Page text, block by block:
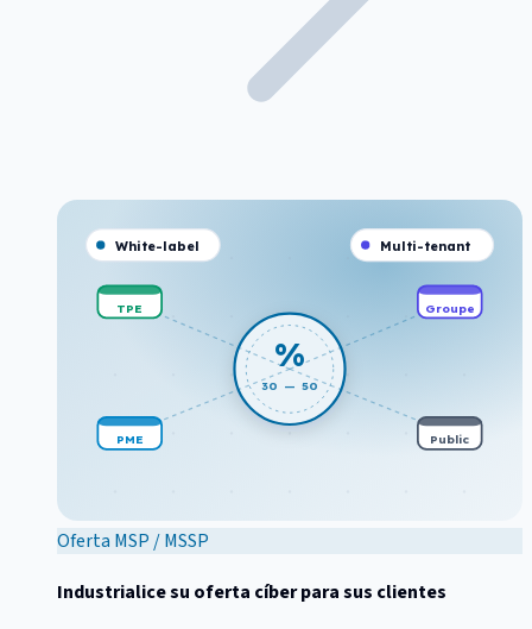
%
30 — 50
TPE
PME
Groupe
Public
White-label Multi-tenant
Oferta MSP / MSSP
Industrialice su oferta cíber para sus clientes